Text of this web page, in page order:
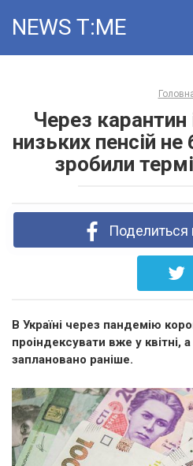
NEWS T:ME
Через карантин
низьких пенсій не
зробили
Поделиться
В Україні через пандемію
проіндексувати вже у квітні,
заплановано раніше.